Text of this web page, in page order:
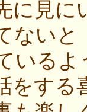
に見
ない
いるよ
をす